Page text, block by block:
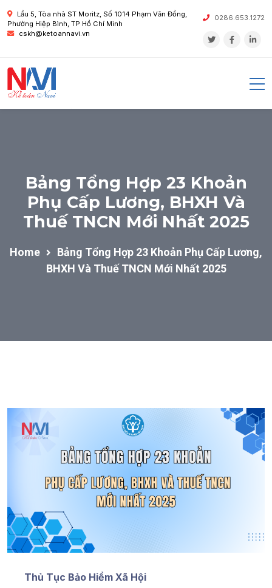
Lầu 5, Tòa nhà ST Moritz, Số 1014 Phạm Văn Đồng,
Phường Hiệp Bình, TP Hồ Chí Minh
cskh@ketoannavi.vn
0286.653.1272
Bảng Tổng Hợp 23 Khoản
Phụ Cấp Lương, BHXH Và
Thuế TNCN Mới Nhất 2025
Home
Bảng Tổng Hợp 23 Khoản Phụ Cấp Lương,
BHXH Và Thuế TNCN Mới Nhất 2025
Thủ Tục Bảo Hiểm Xã Hội